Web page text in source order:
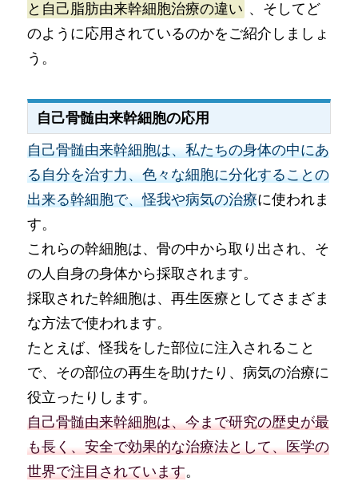
と自己脂肪由来幹細胞治療の違い 、そしてど
のように応用されているのかをご紹介しましょ
う。
自己骨髄由来幹細胞の応用
自己骨髄由来幹細胞は、私たちの身体の中にあ
る自分を治す力、色々な細胞に分化することの
出来る幹細胞で、怪我や病気の治療に使われま
す。
これらの幹細胞は、骨の中から取り出され、そ
の人自身の身体から採取されます。
採取された幹細胞は、再生医療としてさまざま
な方法で使われます。
たとえば、怪我をした部位に注入されること
で、その部位の再生を助けたり、病気の治療に
役立ったりします。
自己骨髄由来幹細胞は、今まで研究の歴史が最
も長く、安全で効果的な治療法として、医学の
世界で注目されています。